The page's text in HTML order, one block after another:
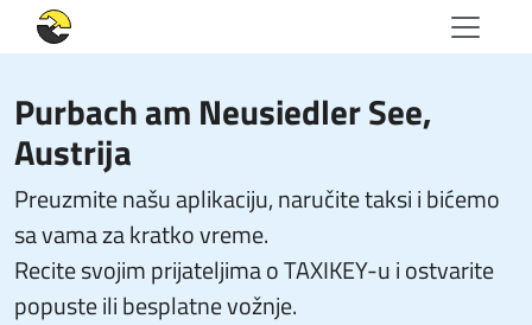
Purbach am Neusiedler See,
Austrija
Preuzmite našu aplikaciju, naručite taksi i bićemo
sa vama za kratko vreme.
Recite svojim prijateljima o TAXIKEY-u i ostvarite
popuste ili besplatne vožnje.